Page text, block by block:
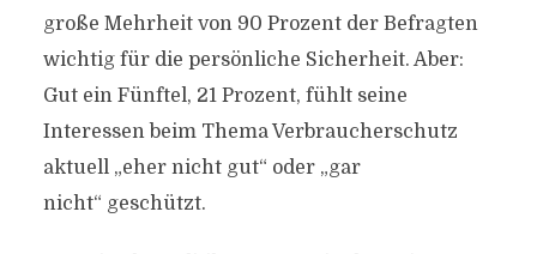
große Mehrheit von 90 Prozent der Befragten
wichtig für die persönliche Sicherheit. Aber:
Gut ein Fünftel, 21 Prozent, fühlt seine
Interessen beim Thema Verbraucherschutz
aktuell „eher nicht gut“ oder „gar
nicht“ geschützt.